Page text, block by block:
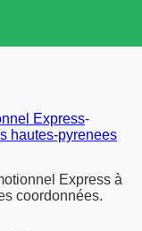
Express-
hautes-pyrenees
Express à
coordonnées.